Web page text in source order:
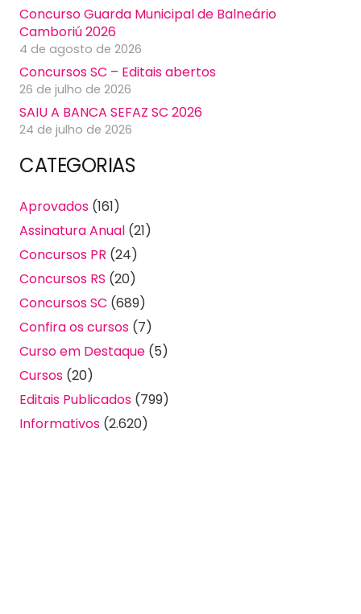
Concurso Guarda Municipal de Balneário
Camboriú 2026
4 de agosto de 2026
Concursos SC – Editais abertos
26 de julho de 2026
SAIU A BANCA SEFAZ SC 2026
24 de julho de 2026
CATEGORIAS
Aprovados (161)
Assinatura Anual (21)
Concursos PR (24)
Concursos RS (20)
Concursos SC (689)
Confira os cursos (7)
Curso em Destaque (5)
Cursos (20)
Editais Publicados (799)
Informativos (2.620)